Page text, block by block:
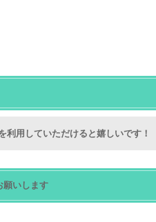
用していただけると嬉しいです！
願いします